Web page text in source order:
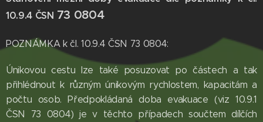
10.9.4 ČSN 73 0804
POZNÁMKA k čl. 10.9.4 ČSN 73 0804:
Únikovou cestu lze také posuzovat po částech a tak
přihlédnout k různým únikovým rychlostem, kapacitám a
počtu osob. Předpokládaná doba evakuace (viz 10.9.1
ČSN 73 0804) je v těchto případech součtem dílčích